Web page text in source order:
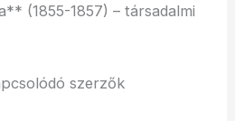
(1855-1857) – társadalmi
szerzők